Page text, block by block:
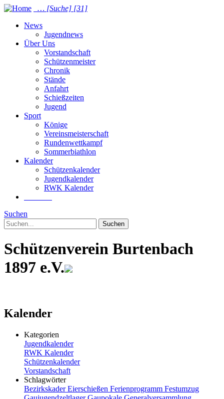
… [Suche] [31]
News
Jugendnews
Über Uns
Vorstandschaft
Schützenmeister
Chronik
Stände
Anfahrt
Schießzeiten
Jugend
Sport
Könige
Vereinsmeisterschaft
Rundenwettkampf
Sommer­biathlon
Kalender
Schützenkalender
Jugendkalender
RWK Kalender
Suchen
Suchen
Schützenverein Burtenbach
1897 e.V.
Kalender
Kategorien
Jugendkalender
RWK Kalender
Schützenkalender
Vorstandschaft
Schlagwörter
BezirkskaderEierschießen Ferienprogramm Festumzug